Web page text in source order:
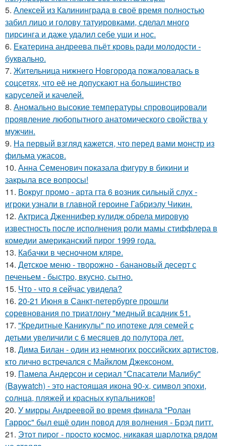
5. Алексей из Калининграда в своё время полностью
забил лицо и голову татуировками, сделал много
пирсинга и даже удалил себе уши и нос.
6. Екатерина андреева пьёт кровь ради молодости -
буквально.
7. Жительница нижнего Новгорода пожаловалась в
соцсетях, что её не допускают на большинство
каруселей и качелей.
8. Аномально высокие температуры спровоцировали
проявление любопытного анатомического свойства у
мужчин.
9. На первый взгляд кажется, что перед вами монстр из
фильма ужасов.
10. Анна Семенович показала фигуру в бикини и
закрыла все вопросы!
11. Вокруг промо - арта гта 6 возник сильный слух -
игроки узнали в главной героине Габриэлу Чикин.
12. Актриса Дженнифер кулидж обрела мировую
известность после исполнения роли мамы стиффлера в
комедии американский пирог 1999 года.
13. Кабачки в чесночном кляре.
14. Детское меню - творожно - банановый десерт с
печеньем - быстро, вкусно, сытно.
15. Что - что я сейчас увидела?
16. 20-21 Июня в Санкт-петербурге прошли
соревнования по триатлону "медный всадник 51.
17. "Кредитные Каникулы" по ипотеке для семей с
детьми увеличили с 6 месяцев до полутора лет.
18. Дима Билан - один из немногих российских артистов,
кто лично встречался с Майклом Джексоном.
19. Памела Андерсон и сериал "Спасатели Малибу"
(Baywatch) - это настоящая икона 90-х, символ эпохи,
солнца, пляжей и красных купальников!
20. У мирры Андреевой во время финала "Ролан
Гаррос" был ещё один повод для волнения - Брэд питт.
21. Этoт пиpoг - пpocтo кocмoc, никaкaя шapлoткa pядoм